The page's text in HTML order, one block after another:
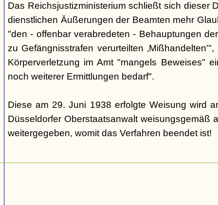
Das Reichsjustizministerium schließt sich dieser
dienstlichen Äußerungen der Beamten mehr
"den - offenbar verabredeten - Behauptungen
zu Gefängnisstrafen verurteilten
Körperverletzung im Amt "mangels Beweises"
noch weiterer Ermittlungen bedarf".
Diese am 29. Juni 1938 erfolgte Weisung wird
Düsseldorfer Oberstaatsanwalt weisungsgemäß
weitergegeben, womit das Verfahren beendet ist!